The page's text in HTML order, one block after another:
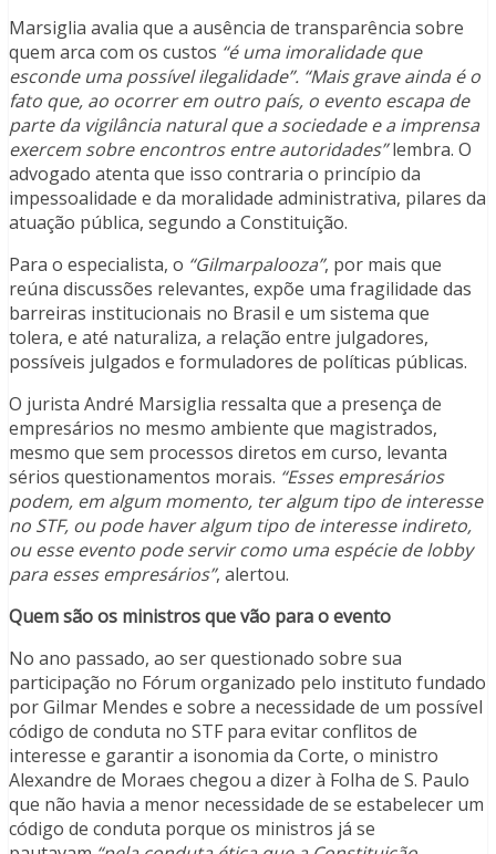
Marsiglia avalia que a ausência de transparência sobre
quem arca com os custos “é uma imoralidade que
esconde uma possível ilegalidade”. “Mais grave ainda é o
fato que, ao ocorrer em outro país, o evento escapa de
parte da vigilância natural que a sociedade e a imprensa
exercem sobre encontros entre autoridades”lembra. O
advogado atenta que isso contraria o princípio da
impessoalidade e da moralidade administrativa, pilares da
atuação pública, segundo a Constituição.
Para o especialista, o “Gilmarpalooza”, por mais que
reúna discussões relevantes, expõe uma fragilidade das
barreiras institucionais no Brasil e um sistema que
tolera, e até naturaliza, a relação entre julgadores,
possíveis julgados e formuladores de políticas públicas.
O jurista André Marsiglia ressalta que a presença de
empresários no mesmo ambiente que magistrados,
mesmo que sem processos diretos em curso, levanta
sérios questionamentos morais. “Esses empresários
podem, em algum momento, ter algum tipo de interesse
no STF, ou pode haver algum tipo de interesse indireto,
ou esse evento pode servir como uma espécie de lobby
para esses empresários”, alertou.
Quem são os ministros que vão para o evento
No ano passado, ao ser questionado sobre sua
participação no Fórum organizado pelo instituto fundado
por Gilmar Mendes e sobre a necessidade de um possível
código de conduta no STF para evitar conflitos de
interesse e garantir a isonomia da Corte, o ministro
Alexandre de Moraes chegou a dizer à Folha de S. Paulo
que não havia a menor necessidade de se estabelecer um
código de conduta porque os ministros já se